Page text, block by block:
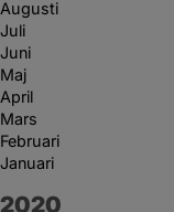
Augusti
Juli
Juni
Maj
April
Mars
Februari
Januari
År:
2020